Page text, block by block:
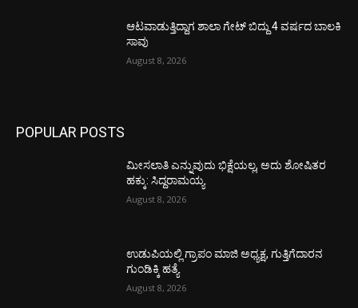
ಆಟವಾಡುತ್ತಿದ್ದಾಗ ಶಾಲಾ ಗೇಟ್‌ ಬಿದ್ದು 4 ವರ್ಷದ ಬಾಲಕಿ
ಸಾವು
August 8, 2026
POPULAR POSTS
ಮೀಸಲಾತಿ ಎನ್ನುವುದು ಭಿಕ್ಷೆಯಲ್ಲ, ಅದು ಶೋಷಿತರ
ಹಕ್ಕು: ಸಿದ್ದರಾಮಯ್ಯ
August 8, 2026
ಉಡುಪಿಯಲ್ಲಿ ಗ್ರಾಪಂ ಮಾಜಿ ಅಧ್ಯಕ್ಷ, ಗುತ್ತಿಗೆದಾರನ
ಗುಂಡಿಕ್ಕಿ ಹತ್ಯೆ
August 8, 2026